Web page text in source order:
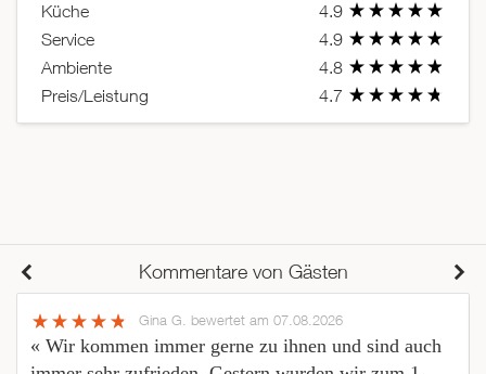
Küche
4.9
Service
4.9
Ambiente
4.8
Preis/Leistung
4.7
Kommentare von Gästen
Gina G. bewertet am 07.08.2026
« Wir kommen immer gerne zu ihnen und sind auch